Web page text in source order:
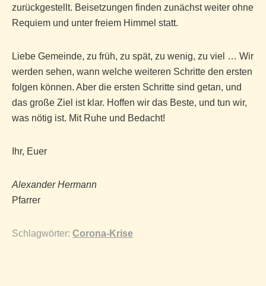
zurückgestellt. Beisetzungen finden zunächst weiter ohne
Requiem und unter freiem Himmel statt.
Liebe Gemeinde, zu früh, zu spät, zu wenig, zu viel … Wir
werden sehen, wann welche weiteren Schritte den ersten
folgen können. Aber die ersten Schritte sind getan, und
das große Ziel ist klar. Hoffen wir das Beste, und tun wir,
was nötig ist. Mit Ruhe und Bedacht!
Ihr, Euer
Alexander Hermann
Pfarrer
Schlagwörter: Corona-Krise